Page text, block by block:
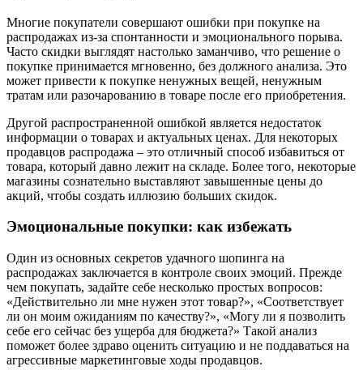
Многие покупатели совершают ошибки при покупке на
распродажах из-за спонтанности и эмоционального порыва.
Часто скидки выглядят настолько заманчиво, что решение о
покупке принимается мгновенно, без должного анализа. Это
может привести к покупке ненужных вещей, ненужным
тратам или разочарованию в товаре после его приобретения.
Другой распространенной ошибкой является недостаток
информации о товарах и актуальных ценах. Для некоторых
продавцов распродажа – это отличный способ избавиться от
товара, который давно лежит на складе. Более того, некоторые
магазины сознательно выставляют завышенные цены до
акций, чтобы создать иллюзию больших скидок.
Эмоциональные покупки: как избежать
Один из основных секретов удачного шопинга на
распродажах заключается в контроле своих эмоций. Прежде
чем покупать, задайте себе несколько простых вопросов:
«Действительно ли мне нужен этот товар?», «Соответствует
ли он моим ожиданиям по качеству?», «Могу ли я позволить
себе его сейчас без ущерба для бюджета?» Такой анализ
поможет более здраво оценить ситуацию и не поддаваться на
агрессивные маркетинговые ходы продавцов.